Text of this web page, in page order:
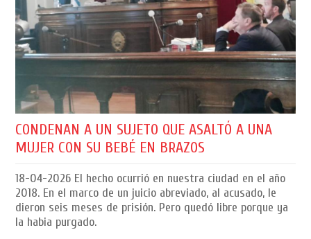
CONDENAN A UN SUJETO QUE ASALTÓ A UNA
MUJER CON SU BEBÉ EN BRAZOS
18-04-2026 El hecho ocurrió en nuestra ciudad en el año
2018. En el marco de un juicio abreviado, al acusado, le
dieron seis meses de prisión. Pero quedó libre porque ya
la habia purgado.